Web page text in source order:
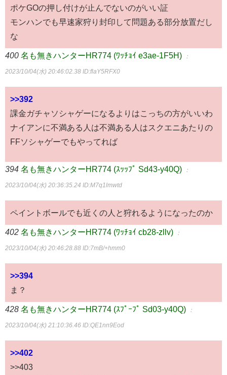
ポケGOの押し付けが止んでないのがいい証
モンハンでも早速家狩り封印して問題ある部分放置だし
な
400 名も無きハンターHR774 (ﾜｯﾁｮｲ e3ae-1F5H) ：
2023/10/04(水) 20:46:02.38 ID:flaY5RFX0
>>392
課金ガチャソシャゲーになるよりはこっちの方がいいわ
ナイアンに不満ある人は不満ある人はスクエニあたりの
FFソシャゲーでもやってれば
394 名も無きハンターHR774 (ｽｯｯﾌﾟ Sd43-y40Q) ：
2023/10/04(水) 20:36:35.24 ID:M7q1lmwtd
ペイントボールでも近くの人と狩れるようになったのか
402 名も無きハンターHR774 (ﾜｯﾁｮｲ cb28-zllv) ：
2023/10/04(水) 20:46:28.88 ID:7mB/+hmm0
>>394
ま？
428 名も無きハンターHR774 (ｽﾌﾟｰﾌﾟ Sd03-y40Q) ：
2023/10/04(水) 21:10:36.46 ID:QE1nn9Eod
>>402
>>403